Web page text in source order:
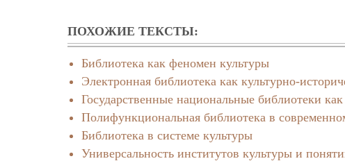
ПОХОЖИЕ ТЕКСТЫ:
Библиотека как феномен культуры
Электронная библиотека как культурно-
Государственные национальные библиотеки
Полифункциональная библиотека в
Библиотека в системе культуры
Универсальность институтов культуры и